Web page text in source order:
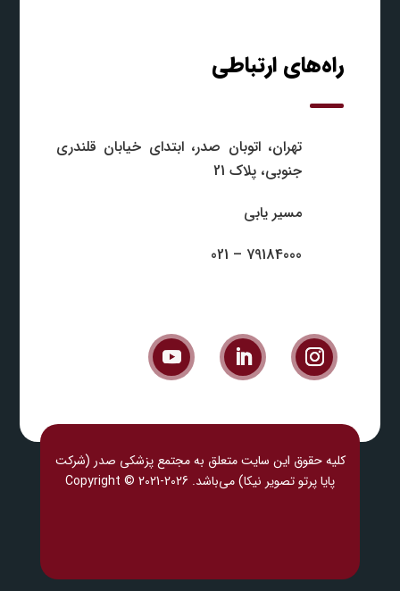
راه‌های ارتباطی
تهران، اتوبان صدر، ابتدای خیابان قلندری
جنوبی، پلاک 21
مسیر یابی
79184000 – 021
کلیه حقوق این سایت متعلق به مجتمع پزشکی صدر (شرکت
پایا پرتو تصویر نیکا) می‎‌باشد. Copyright © 2021-2026